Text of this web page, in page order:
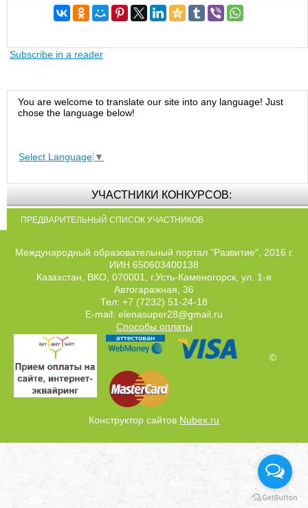
Subscribe in a reader
You are welcome to translate our site into any language! Just
chose the language below!
Select Language ▼
УЧАСТНИКИ КОНКУРСОВ:
ПРЕДВАРИТЕЛЬНЫЙ СПИСОК УЧАСТНИКОВ
Международный образовательный портал "Развитие", 2016 г.
ИИН 650603400138
Казахстан, ВКО, 070001, г.Усть-Каменогорск, ул. 1-я
Автогаражная, 36
Тел: +7 (7232) 51-24-18
E-mail: elenasuper28@gmail.ru
Способы оплаты
©
Конструктор сайтов Nubex.ru